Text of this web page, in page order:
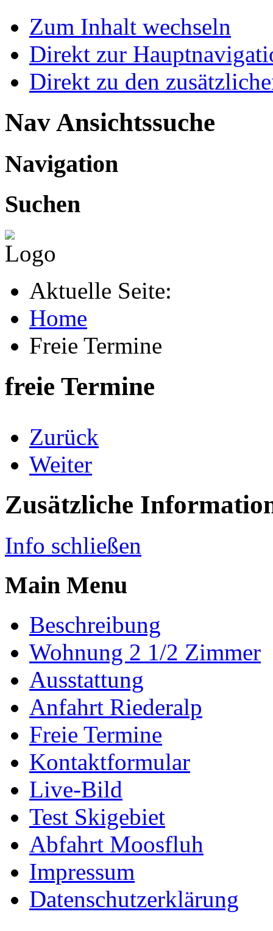
Zum Inhalt wechseln
Direkt zur
Direkt zu den
Nav Ansichtssuche
Navigation
Suchen
Aktuelle Seite:
Home
Freie Termine
freie Termine
Zurück
Weiter
Zusätzliche
Info schließen
Main Menu
Beschreibung
Wohnung 2 1/2 Zimmer
Ausstattung
Anfahrt Riederalp
Freie Termine
Kontaktformular
Live-Bild
Test Skigebiet
Abfahrt Moosfluh
Impressum
Datenschutzerklärung